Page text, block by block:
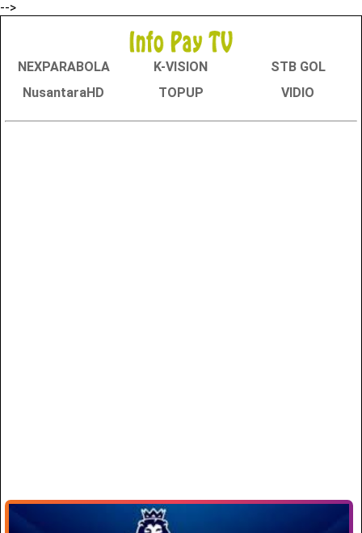
-->
NEXPARABOLA K-VISION
STB GOL
NusantaraHD
TOPUP VIDIO